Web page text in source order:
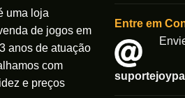
uma loja
de jogos em
anos de atuação
com
e preços
Entre em